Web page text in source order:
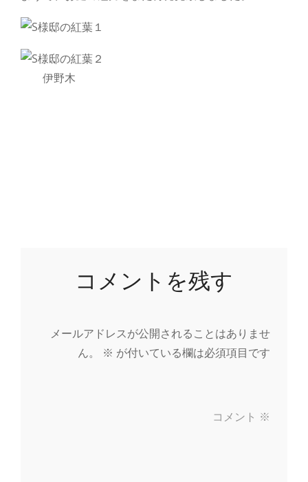
伊野木
コメントを残す
メールアドレスが公開されることはありませ
ん。
※ が付いている欄は必須項目です
コメント ※